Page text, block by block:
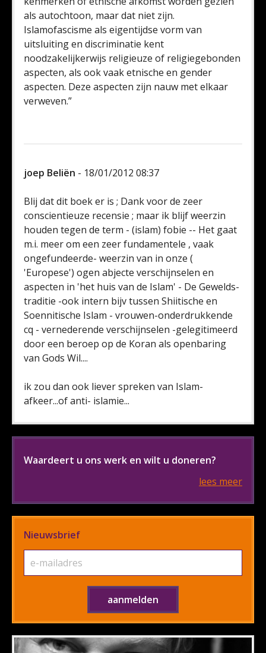
als autochtoon, maar dat niet zijn.
Islamofascisme als eigentijdse vorm van
uitsluiting en discriminatie kent
noodzakelijkerwijs religieuze of religiegebonden
aspecten, als ook vaak etnische en gender
aspecten. Deze aspecten zijn nauw met elkaar
verweven.”
joep Beliën - 18/01/2012 08:37
Blij dat dit boek er is ; Dank voor de zeer
conscientieuze recensie ; maar ik blijf weerzin
houden tegen de term - (islam) fobie -- Het gaat
m.i. meer om een zeer fundamentele , vaak
ongefundeerde- weerzin van in onze (
'Europese') ogen abjecte verschijnselen en
aspecten in 'het huis van de Islam' - De Gewelds-
traditie -ook intern bijv tussen Shiitische en
Soennitische Islam - vrouwen-onderdrukkende
cq - vernederende verschijnselen -gelegitimeerd
door een beroep op de Koran als openbaring
van Gods Wil....
ik zou dan ook liever spreken van Islam-
afkeer...of anti- islamie...
Waardeert u ons werk en wilt u doneren?
lees meer
Nieuwsbrief